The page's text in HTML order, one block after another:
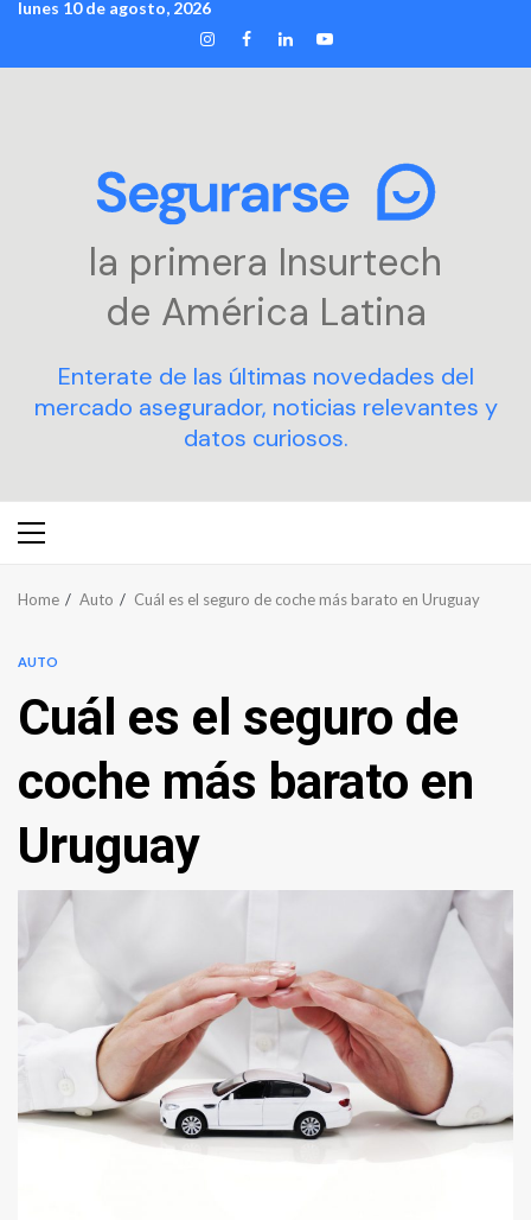
Skip
content
lunes 10 de agosto, 2026
INSTAGRAM
FACEBOOK
LINKEDIN
YOUTUBE
la primera Insurtech
de América Latina
Enterate de las últimas novedades del
mercado asegurador, noticias relevantes y
datos curiosos.
Primary
Home Auto Cuál es el seguro de coche más barato en Uruguay
AUTO
Cuál es el seguro de
coche más barato en
Uruguay